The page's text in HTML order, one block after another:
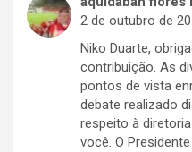
2 de outubro de
Niko Duarte,
contribuição. As
pontos de vista
debate realizado
respeito à
você. O